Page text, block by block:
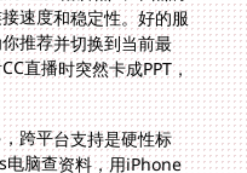
跨平台支持是硬性标
脑查资料，用iPhone
iPad或MacBook追两
Android、iOS、
许一个账号在多个设
为每个设备单独购买服